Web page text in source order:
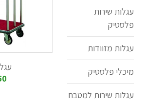
אנו מציעים עגלות ניקיון המעוצבות בעיצוב
העגלות מיוצרות מפלסטיק איכותי. ניתן לצרף להן דליי ניקוי
בנוסף, אנו גם משווקים עגלות ניקיון ממתכת
עגלות החדרנית שאנו משווקים, יוצרו תוך
לבחירתכם עגלות חדרנית בגדלים שונים,
בנוסף, ישנם דגמים של עגלות עם/בלי
קיימות עגלות כביסה לשינוע כמות גדולה
עגלות שירות
פלסטיק
עגלות מזוודות
מיכלי פלסטיק
עגלות שירות למטבח